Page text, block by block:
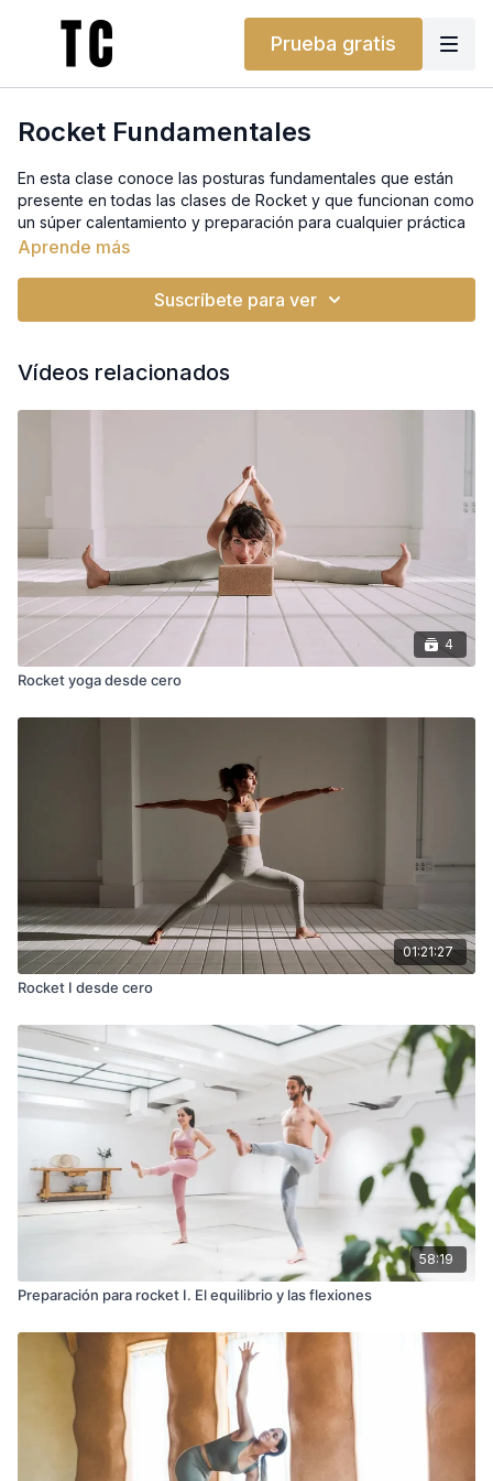
Prueba gratis
Rocket Fundamentales
En esta clase conoce las posturas fundamentales que están
presente en todas las clases de Rocket y que funcionan como
un súper calentamiento y preparación para cualquier práctica
cañera. Conoceremos las opciones más básicas de las
alineamiento y respiración.
ayudarán a conseguir el mismo soporte. Y si lo prefieres,
Aprende más
Suscríbete para ver
Vídeos relacionados
4
Rocket yoga desde cero
01:21:27
Rocket I desde cero
58:19
Preparación para rocket I. El equilibrio y las flexiones